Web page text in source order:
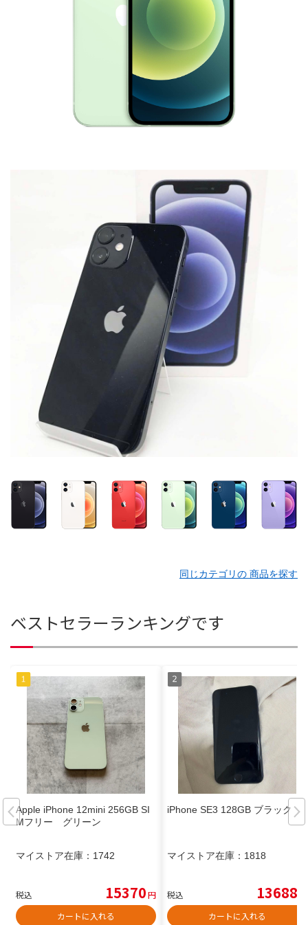
同じカテゴリの 商品を探す
ベストセラーランキングです
Apple iPhone 12mini 256GB SI
Mフリー グリーン
マイストア在庫： 1742
税込 15370円
カートに入れる
iPhone SE3 128GB ブラック
マイストア在庫： 1818
税込 13688
カートに入れる